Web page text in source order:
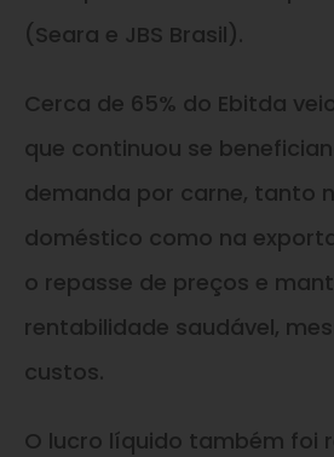
(Seara e JBS Brasil).
Cerca de 65% do Ebitda
que continuou se
demanda por carne, tanto
doméstico como na
o repasse de preços e
rentabilidade saudável,
custos.
O lucro líquido também foi